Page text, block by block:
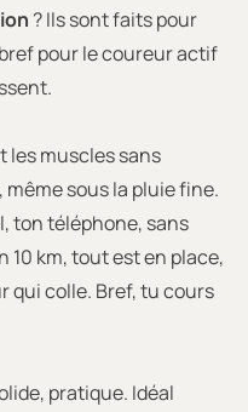
? Ils sont faits pour
pour le coureur actif
les muscles sans
sous la pluie fine.
ton téléphone, sans
10 km, tout est en place,
qui colle. Bref, tu cours
pratique. Idéal